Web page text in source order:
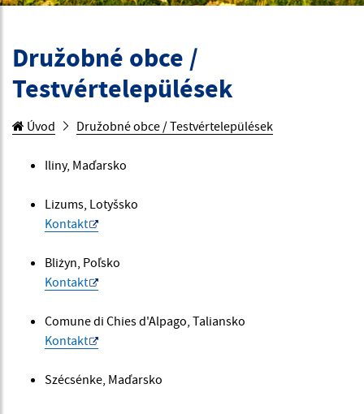
Družobné obce /
Testvértelepülések
Úvod Družobné obce / Testvértelepülések
Iliny, Maďarsko
Lizums, Lotyšsko
Kontakt
Bliżyn, Poľsko
Kontakt
Comune di Chies d'Alpago, Taliansko
Kontakt
Szécsénke, Maďarsko